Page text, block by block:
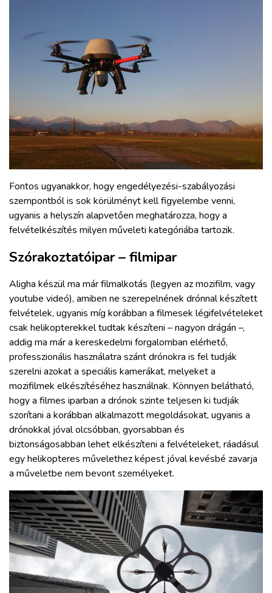
Fontos ugyanakkor, hogy engedélyezési-szabályozási
szempontból is sok körülményt kell figyelembe venni,
ugyanis a helyszín alapvetően meghatározza, hogy a
felvételkészítés milyen műveleti kategóriába tartozik.
Szórakoztatóipar – filmipar
Aligha készül ma már filmalkotás (legyen az mozifilm, vagy
youtube videó), amiben ne szerepelnének drónnal készített
felvételek, ugyanis míg korábban a filmesek légifelvételeket
csak helikopterekkel tudtak készíteni – nagyon drágán –,
addig ma már a kereskedelmi forgalomban elérhető,
professzionális használatra szánt drónokra is fel tudják
szerelni azokat a speciális kamerákat, melyeket a
mozifilmek elkészítéséhez használnak. Könnyen belátható,
hogy a filmes iparban a drónok szinte teljesen ki tudják
szorítani a korábban alkalmazott megoldásokat, ugyanis a
drónokkal jóval olcsóbban, gyorsabban és
biztonságosabban lehet elkészíteni a felvételeket, ráadásul
egy helikopteres művelethez képest jóval kevésbé zavarja
a műveletbe nem bevont személyeket.